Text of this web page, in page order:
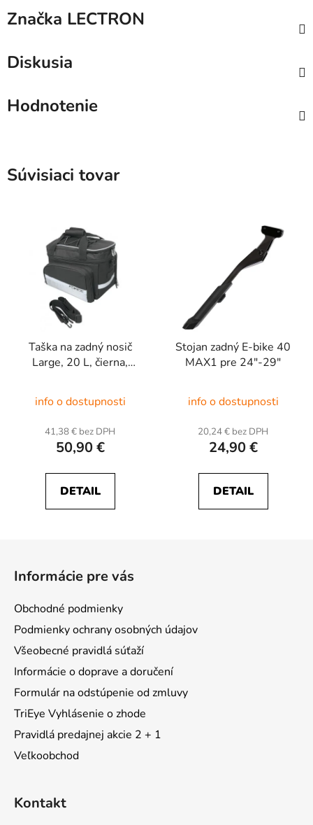
Značka LECTRON
Diskusia
Hodnotenie
Súvisiaci tovar
Taška na zadný nosič
Large, 20 L, čierna,
info o dostupnosti
41,38 € bez DPH
50,90 €
DETAIL
Stojan zadný E-bike 40
MAX1 pre 24"-29"
info o dostupnosti
20,24 € bez DPH
24,90 €
DETAIL
Informácie pre vás
Obchodné podmienky
Podmienky ochrany osobných údajov
Všeobecné pravidlá súťaží
Informácie o doprave a doručení
Formulár na odstúpenie od zmluvy
TriEye Vyhlásenie o zhode
Pravidlá predajnej akcie 2 + 1
Veľkoobchod
Kontakt